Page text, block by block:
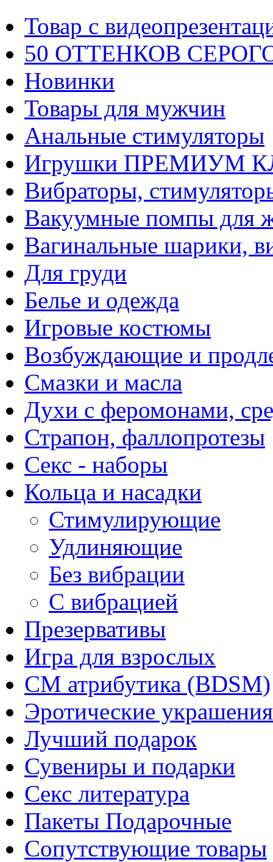
Товар с
50 ОТТЕНКОВ
Новинки
Товары для мужчин
Анальные стимуляторы
Игрушки ПРЕМИУМ
Вибраторы,
Вакуумные помпы для
Вагинальные шарики,
Для груди
Белье и одежда
Игровые костюмы
Возбуждающие и
Смазки и масла
Духи с феромонами,
Страпон, фаллопротезы
Секс - наборы
Кольца и насадки
Стимулирующие
Удлиняющие
Без вибрации
С вибрацией
Презервативы
Игра для взрослых
СМ атрибутика (BDSM)
Эротические
Лучший подарок
Сувениры и подарки
Секс литература
Пакеты Подарочные
Сопутствующие товары